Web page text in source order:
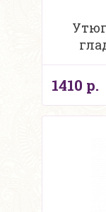
1410 р.